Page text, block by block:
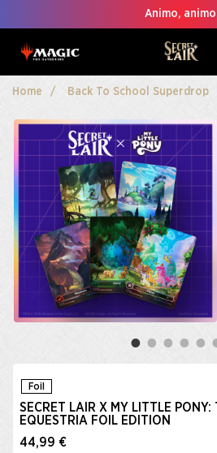
Animo,
Home Back To School Superdrop
Foil
SECRET LAIR X MY LITTLE PONY:
EQUESTRIA FOIL EDITION
44,99 €